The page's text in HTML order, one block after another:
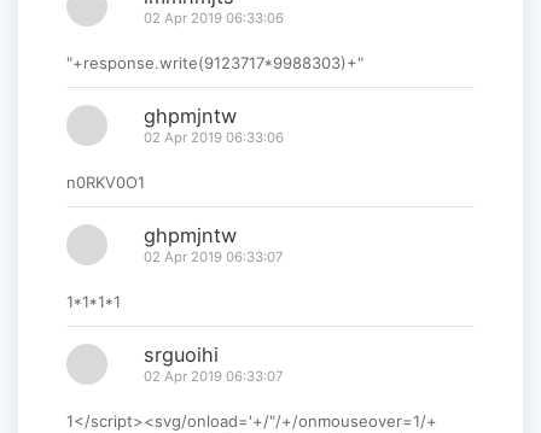
02 Apr 2019 06:33:06
"+response.write(9123717*9988303)+"
ghpmjntw
02 Apr 2019 06:33:06
n0RKV0O1
ghpmjntw
02 Apr 2019 06:33:07
1*1*1*1
srguoihi
02 Apr 2019 06:33:07
1</script><svg/onload='+/"/+/onmouseover=1/+